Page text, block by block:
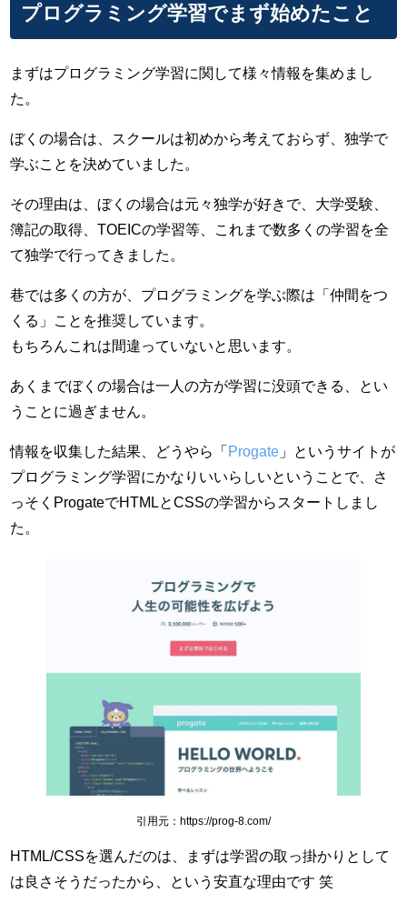
プログラミング学習でまず始めたこと
まずはプログラミング学習に関して様々情報を集めまし
た。
ぼくの場合は、スクールは初めから考えておらず、独学で
学ぶことを決めていました。
その理由は、ぼくの場合は元々独学が好きで、大学受験、
簿記の取得、TOEICの学習等、これまで数多くの学習を全
て独学で行ってきました。
巷では多くの方が、プログラミングを学ぶ際は「仲間をつ
くる」ことを推奨しています。
もちろんこれは間違っていないと思います。
あくまでぼくの場合は一人の方が学習に没頭できる、とい
うことに過ぎません。
情報を収集した結果、どうやら「 Progate 」というサイトが
プログラミング学習にかなりいいらしいということで、さ
っそくProgateでHTMLとCSSの学習からスタートしまし
た。
引用元：https://prog-8.com/
HTML/CSSを選んだのは、まずは学習の取っ掛かりとして
は良さそうだったから、という安直な理由です 笑